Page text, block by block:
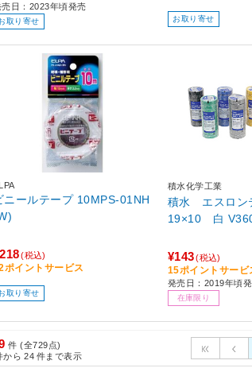
売日：2023年頃発売
取り寄せ お取り寄せ
ニールテープ 10MPS-01NH
(税込)
ポイントサービス
取り寄せ
積水化学工業
積水 エスロン
19×10
¥143 (税込)
15ポイントサービ
発売日：2019年頃
在庫限り
件 (全729点)
から 24 件まで表示